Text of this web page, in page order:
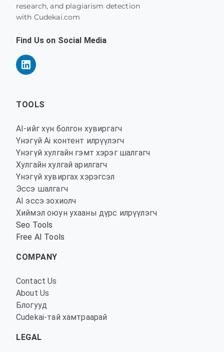
research, and plagiarism detection
with Cudekai.com
Find Us on Social Media
TOOLS
AI-ийг хүн болгон хувиргагч
Үнэгүй Ai контент илрүүлэгч
Үнэгүй хулгайн гэмт хэрэг шалгагч
Хулгайн хулгай арилгагч
Үнэгүй хувиргах хэрэгсэл
Эссэ шалгагч
AI эссэ зохиолч
Хиймэл оюун ухааны дүрс илрүүлэгч
Seo Tools
Free AI Tools
COMPANY
Contact Us
About Us
Блогууд
Cudekai-тай хамтраарай
LEGAL